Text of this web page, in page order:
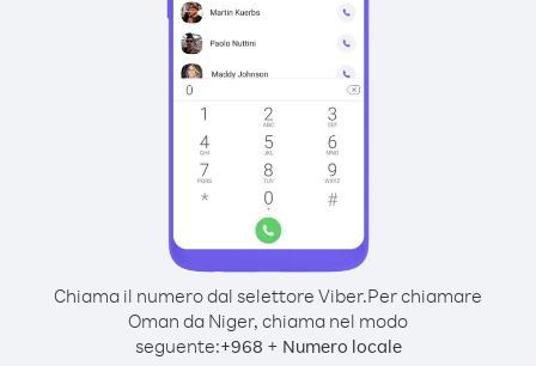
Chiama il numero dal selettore Viber.Per chiamare
Oman da Niger, chiama nel modo
seguente:+968 + Numero locale